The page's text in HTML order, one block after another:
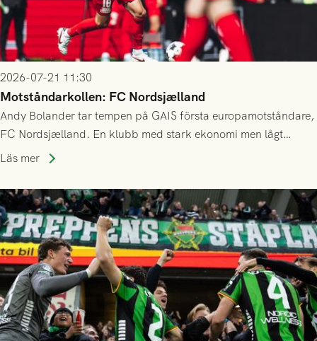
2026-07-21 11:30
Motståndarkollen: FC Nordsjælland
Andy Bolander tar tempen på GAIS första europamotståndare,
FC Nordsjælland. En klubb med stark ekonomi men lågt
publiksnitt, ett lag med både kollektiv styrka och individuell
Läs mer